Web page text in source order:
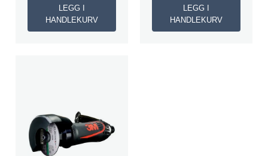
LEGG I
HANDLEKURV
LEGG I
HANDLEKURV